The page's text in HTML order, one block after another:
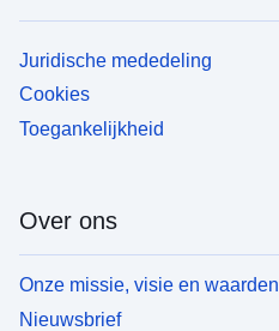
Juridische mededeling
Cookies
Toegankelijkheid
Over ons
Onze missie, visie en waarden
Nieuwsbrief